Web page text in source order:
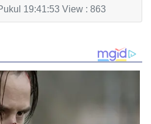
19:41:53 View : 863